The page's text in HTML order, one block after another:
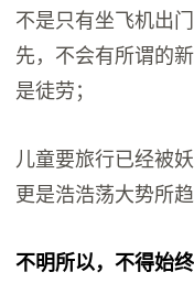
不是只有坐飞机出
先，不会有所谓的
是徒劳；
儿童要旅行已经被
更是浩浩荡大势所趋
不明所以，不得始